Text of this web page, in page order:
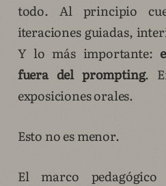
todo. Al principio
iteraciones guiadas,
Y lo más importante:
fuera del prompting.
exposiciones orales.
Esto no es menor.
El marco